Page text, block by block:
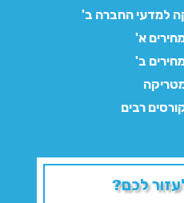
למדעי החברה ב'
א'
ב'
רבים
לכם?